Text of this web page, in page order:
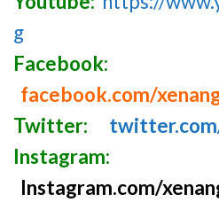
g
Facebook:
facebook.com/
Twitter:
Instagram:
Instagram.com/